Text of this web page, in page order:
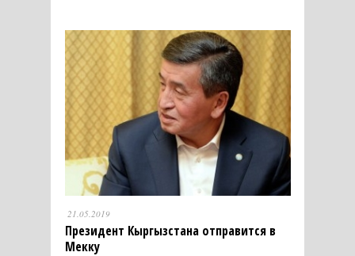
21.05.2019
Президент Кыргызстана отправится в
Мекку